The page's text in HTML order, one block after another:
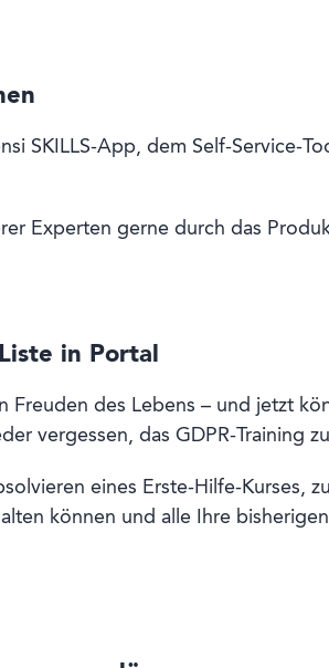
SKILLS-App, dem Self-Service-
Experten gerne durch das
in Portal
des Lebens – und jetzt
vergessen, das GDPR-Training
eines Erste-Hilfe-Kurses,
können und alle Ihre